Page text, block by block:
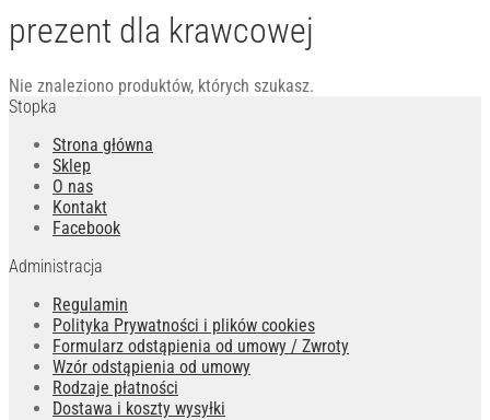
prezent dla krawcowej
Nie znaleziono produktów, których szukasz.
Stopka
Strona główna
Sklep
O nas
Kontakt
Facebook
Administracja
Regulamin
Polityka Prywatności i plików cookies
Formularz odstąpienia od umowy / Zwroty
Wzór odstąpienia od umowy
Rodzaje płatności
Dostawa i koszty wysyłki